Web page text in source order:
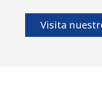
Visita